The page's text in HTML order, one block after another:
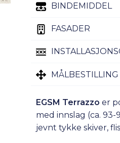
BINDEMIDDEL
FASADER
MÅLBESTILLING
EGSM Terrazzo er
med innslag (ca. 93-
jevnt tykke skiver,